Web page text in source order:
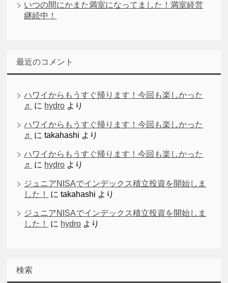
いつの間にかまた満室になってました！満室経営
継続中！
最近のコメント
ハワイからもうすぐ帰ります！今回も楽しかった
♬
に hydro より
ハワイからもうすぐ帰ります！今回も楽しかった
♬
にtakahashi より
ハワイからもうすぐ帰ります！今回も楽しかった
♬
に hydro より
ジュニアNISAでインデックス積立投資を開始しま
した！
にtakahashi より
ジュニアNISAでインデックス積立投資を開始しま
した！
に hydro より
検索